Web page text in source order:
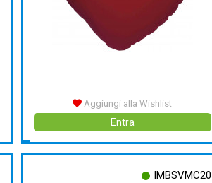
Aggiungi alla Wishlist
Entra
IMBSVMC20